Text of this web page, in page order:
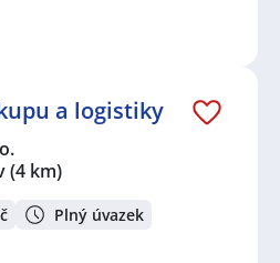
a logistiky
(4 km)
Plný úvazek